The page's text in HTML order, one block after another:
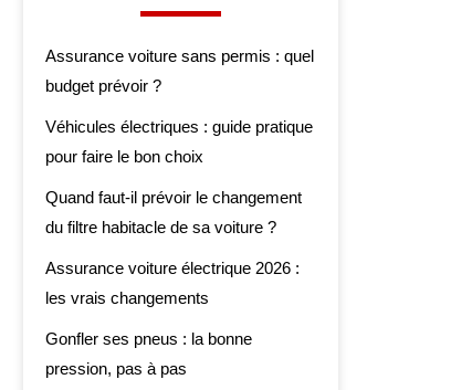
Assurance voiture sans permis : quel
budget prévoir ?
Véhicules électriques : guide pratique
pour faire le bon choix
Quand faut-il prévoir le changement
du filtre habitacle de sa voiture ?
Assurance voiture électrique 2026 :
les vrais changements
Gonfler ses pneus : la bonne
pression, pas à pas